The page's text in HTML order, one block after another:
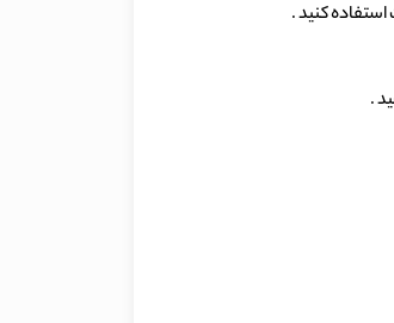
کنید .